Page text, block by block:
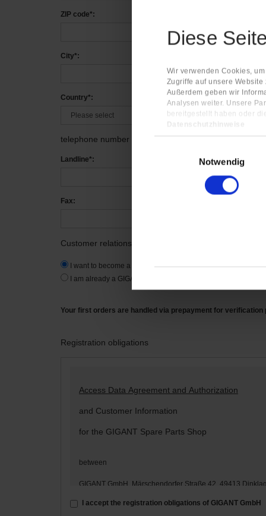
Diese
Wir verwenden Cookies,
Zugriffe auf unsere
Außerdem geben wir
Analysen weiter. Unsere
bereitgestellt haben oder
Datenschutzhinweise
Impressum
Notwendig
ZIP code*:
City*:
Country*:
telephone number
Landline*:
Fax:
Customer relationship
I want to become a new customer.
I am already a GIGANT-customer.
Your first orders are handled via prepayment for verification
Registration obligations
Access Data Agreement and Authorization
and Customer Information
for the GIGANT Spare Parts Shop
between
GIGANT GmbH, Märschendorfer Straße 42, 49413
I accept the registration obligations of GIGANT GmbH